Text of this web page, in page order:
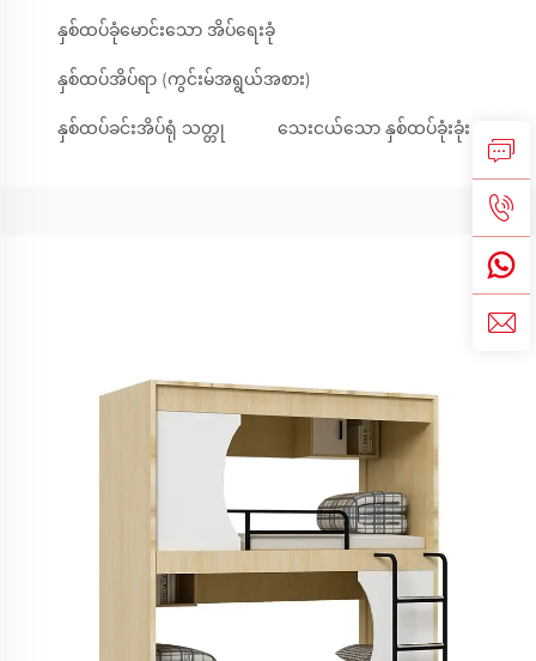
နှစ်ထပ်ခုံမောင်းသော အိပ်ရေးခုံ
နှစ်ထပ်အိပ်ရာ (ကွင်းမ်အရွယ်အစား)
နှစ်ထပ်ခင်းအိပ်ရုံ သတ္တု သေးငယ်သော နှစ်ထပ်ခုံးခုံး